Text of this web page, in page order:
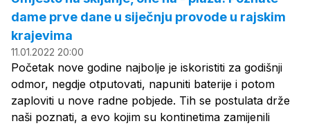
dame prve dane u siječnju provode u rajskim
krajevima
11.01.2022 20:00
Početak nove godine najbolje je iskoristiti za godišnji
odmor, negdje otputovati, napuniti baterije i potom
zaploviti u nove radne pobjede. Tih se postulata drže
naši poznati, a evo kojim su kontinetima zamijenili